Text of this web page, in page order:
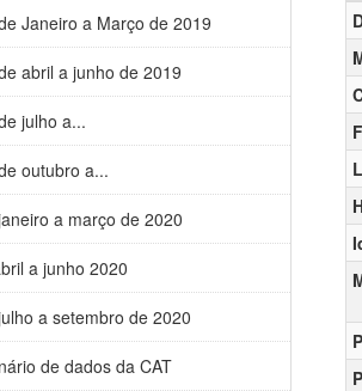
Janeiro a Março de 2019
abril a junho de 2019
julho a...
outubro a...
a março de 2020
a junho 2020
a setembro de 2020
de dados da CAT